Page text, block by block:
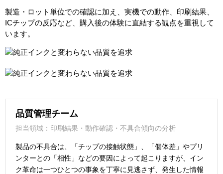
製造・ロット単位での確認に加え、実機での動作、印刷結果、
ICチップの反応など、購入後の体験に直結する観点を重視して
います。
品質管理チーム
担当領域：印刷結果・動作確認・不具合傾向の分析
製品の不具合は、「チップの接触状態」、「個体差」やプリ
ンターとの「相性」などの要因によって起こりますが、イン
ク革命は一つひとつの事象を丁寧に見逃さず、発生した情報